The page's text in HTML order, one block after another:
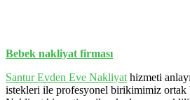
Bebek nakliyat firması
Santur Evden Eve Nakliyat hizmeti
istekleri ile profesyonel birikimimiz ortak